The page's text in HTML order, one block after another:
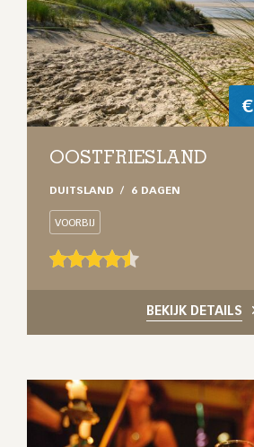
€
OOSTFRIESLAND
DUITSLAND 6 DAGEN
VOORBIJ
BEKIJK DETAILS